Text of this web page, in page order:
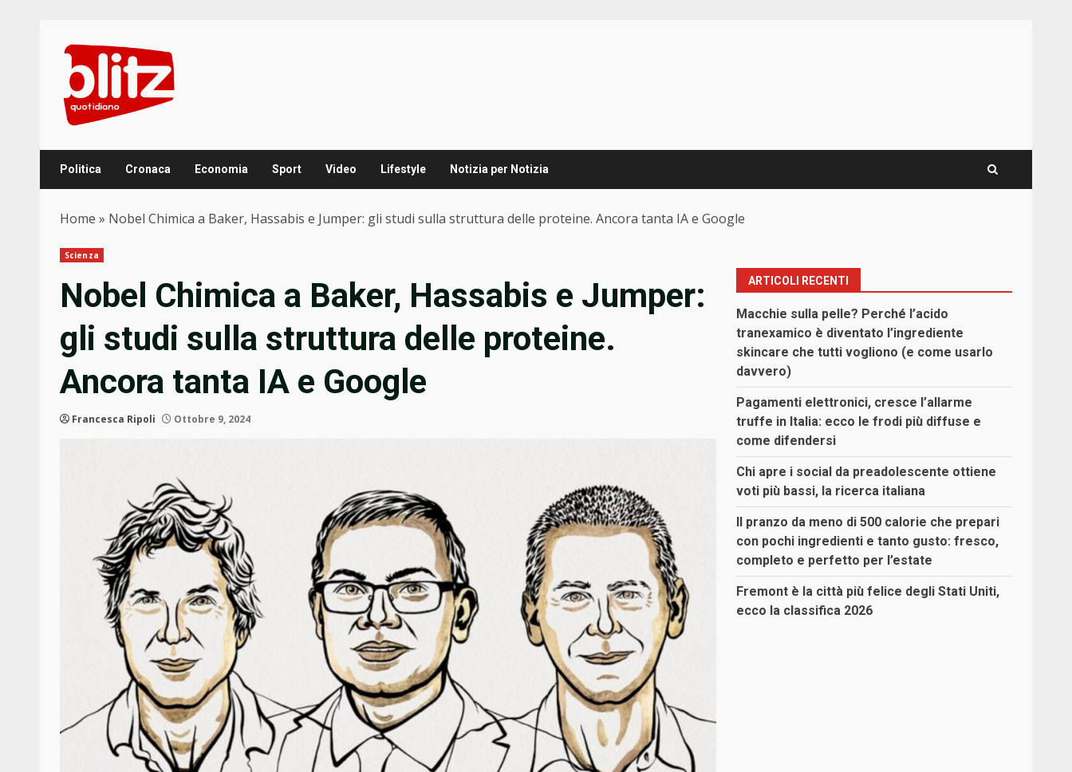
content
Politica Cronaca Economia Sport Video Lifestyle Notizia per Notizia
Home » Nobel Chimica a Baker, Hassabis e Jumper: gli studi sulla struttura delle proteine. Ancora tanta IA e Google
Scienza
Nobel Chimica a Baker, Hassabis e Jumper:
gli studi sulla struttura delle proteine.
Ancora tanta IA e Google
Francesca Ripoli Ottobre 9, 2024
ARTICOLI RECENTI
Macchie sulla pelle? Perché l’acido
tranexamico è diventato l’ingrediente
skincare che tutti vogliono (e come usarlo
davvero)
Pagamenti elettronici, cresce l’allarme
truffe in Italia: ecco le frodi più diffuse e
come difendersi
Chi apre i social da preadolescente ottiene
voti più bassi, la ricerca italiana
Il pranzo da meno di 500 calorie che prepari
con pochi ingredienti e tanto gusto: fresco,
completo e perfetto per l’estate
Fremont è la città più felice degli Stati Uniti,
ecco la classifica 2026